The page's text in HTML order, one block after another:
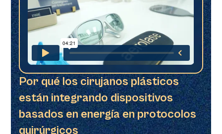
Por qué los cirujanos plásticos
están integrando dispositivos
basados en energía en protocolos
quirúrgicos